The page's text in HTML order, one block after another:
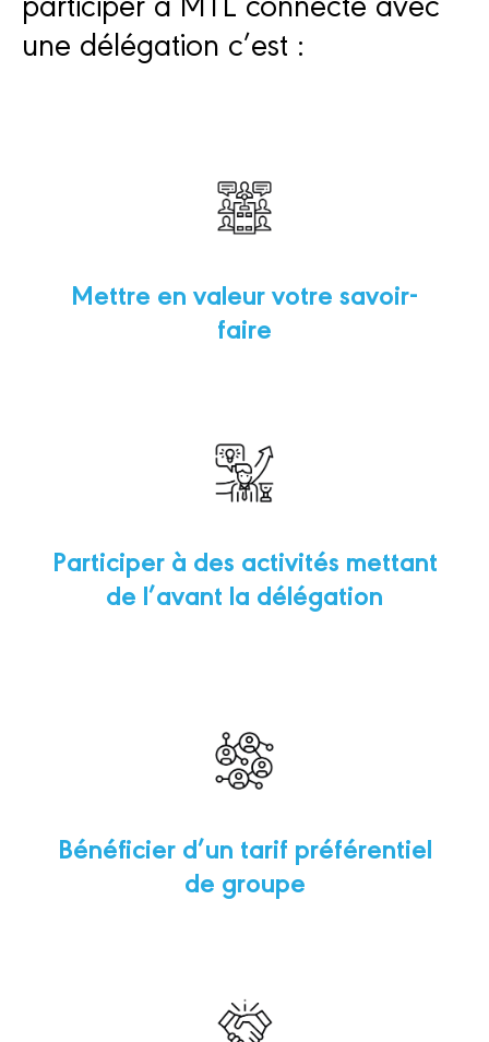
une délégation c’est :
Mettre en valeur votre savoir-
faire
Participer à des activités mettant
de l’avant la délégation
Bénéficier d’un tarif préférentiel
de groupe